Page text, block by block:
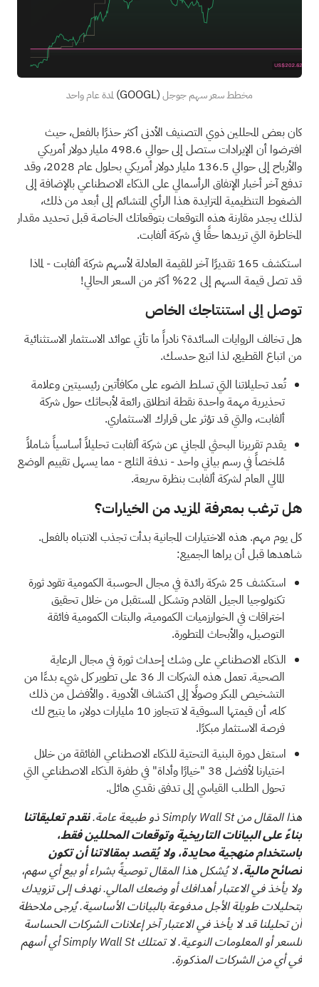
مخطط سعر سهم جوجل(GOOGL)لمدة عام واحد
كان بعض المحللين ذوي التصنيف الأدنى أكثر حذرًا بالفعل، حيث
افترضوا أن الإيرادات ستصل إلى حوالي 498.6 مليار دولار أمريكي
والأرباح إلى حوالي 136.5 مليار دولار أمريكي بحلول عام 2028، وقد
تدفع آخر أخبار الإنفاق الرأسمالي على الذكاء الاصطناعي بالإضافة إلى
الضغوط التنظيمية المتزايدة هذا الرأي المتشائم إلى أبعد من ذلك،
لذلك يجدر مقارنة هذه التوقعات بتوقعاتك الخاصة قبل تحديد مقدار
المخاطرة التي تريدها حقًا في شركة ألفابت.
استكشف 165 تقديرًا آخر للقيمة العادلة لأسهم شركة ألفابت
- لماذا
قد تصل قيمة السهم إلى 22% أكثر من السعر الحالي!
توصل إلى استنتاجك الخاص
هل تخالف الروايات السائدة؟ نادراً ما تأتي عوائد الاستثمار الاستثنائية
من اتباع القطيع، لذا اتبع حدسك.
تُعد تحليلاتنا التي تسلط الضوء على مكافأتين رئيسيتين وعلامة
تحذيرية مهمة واحدةنقطة انطلاق رائعة لأبحاثك حول شركة
ألفابت، والتي قد تؤثر على قرارك الاستثماري.
يقدم تقريرنا البحثي المجاني عن شركة ألفابتتحليلاً أساسياً شاملاً
مُلخصاً في رسم بياني واحد - ندفة الثلج - مما يسهل تقييم الوضع
المالي العام لشركة ألفابت بنظرة سريعة.
هل ترغب بمعرفة المزيد من الخيارات؟
كل يوم مهم. هذه الاختيارات المجانية بدأت تجذب الانتباه بالفعل.
شاهدها قبل أن يراها الجميع:
استكشف 25 شركة رائدة في مجال الحوسبة الكمومية
تقود ثورة
تكنولوجيا الجيل القادم وتشكل المستقبل من خلال تحقيق
اختراقات في الخوارزميات الكمومية، والبتات الكمومية فائقة
التوصيل، والأبحاث المتطورة.
الذكاء الاصطناعي على وشك إحداث ثورة في مجال الرعاية
الصحية.
تعمل هذه الشركات الـ 36 على تطوير كل شيء بدءًا من
التشخيص المبكر وصولًا إلى اكتشاف الأدوية. والأفضل من ذلك
كله، أن قيمتها السوقية لا تتجاوز 10 مليارات دولار، ما يتيح لك
فرصة الاستثمار مبكرًا.
استغل دورة البنية التحتية للذكاء الاصطناعي الفائقة من خلال
اختيارنا لأفضل 38 "خيارًا وأداة" في طفرة الذكاء الاصطناعي
التي
تحول الطلب القياسي إلى تدفق نقدي هائل.
هذا المقال من Simply Wall St ذو طبيعة عامة.
نقدم تعليقاتنا
بناءً على البيانات التاريخية وتوقعات المحللين فقط،
باستخدام منهجية محايدة، ولا يُقصد بمقالاتنا أن تكون
نصائح مالية.لا يُشكل هذا المقال توصيةً بشراء أو بيع أي سهم،
ولا يأخذ في الاعتبار أهدافك أو وضعك المالي. نهدف إلى تزويدك
بتحليلات طويلة الأجل مدفوعة بالبيانات الأساسية. يُرجى ملاحظة
أن تحليلنا قد لا يأخذ في الاعتبار آخر إعلانات الشركات الحساسة
للسعر أو المعلومات النوعية. لا تمتلك Simply Wall St أي أسهم
في أي من الشركات المذكورة.